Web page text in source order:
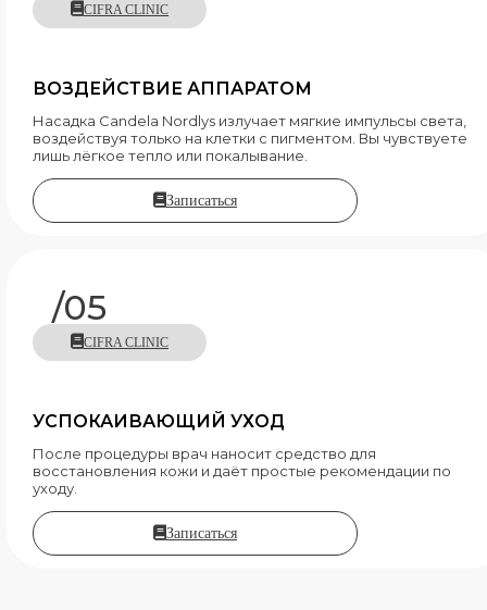
CIFRA CLINIC
ВОЗДЕЙСТВИЕ АППАРАТОМ
Насадка Candela Nordlys излучает мягкие импульсы света,
воздействуя только на клетки с пигментом. Вы чувствуете
лишь лёгкое тепло или покалывание.
Записаться
/05
CIFRA CLINIC
УСПОКАИВАЮЩИЙ УХОД
После процедуры врач наносит средство для
восстановления кожи и даёт простые рекомендации по
уходу.
Записаться